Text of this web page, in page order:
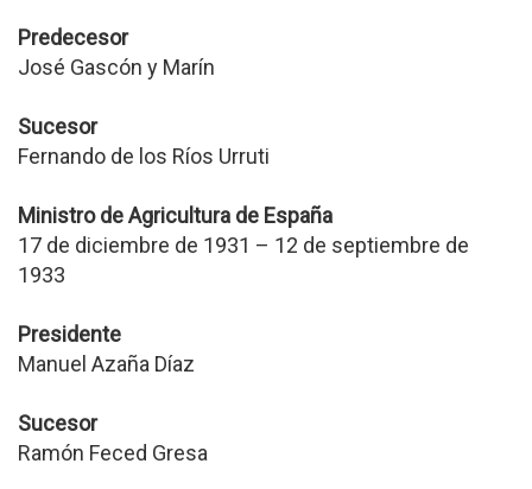
Predecesor
José Gascón y Marín
Sucesor
Fernando de los Ríos Urruti
Ministro de Agricultura de España
17 de diciembre de 1931 – 12 de septiembre de
1933
Presidente
Manuel Azaña Díaz
Sucesor
Ramón Feced Gresa